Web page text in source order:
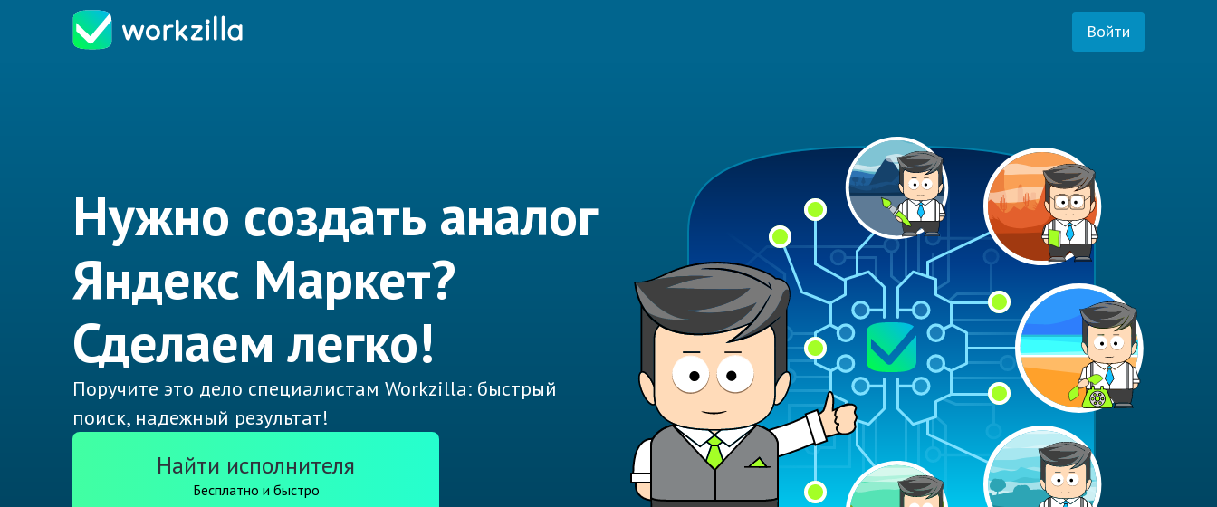
Войти
Нужно создать аналог
Яндекс Маркет?
Сделаем легко!
Поручите это дело специалистам Workzilla: быстрый
поиск, надежный результат!
Найти исполнителя
Бесплатно и быстро